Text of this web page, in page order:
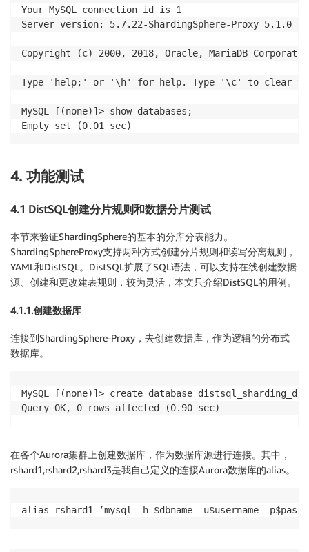
Your MySQL connection id is 1
Server version: 5.7.22-ShardingSphere-Proxy 5.1.0
Copyright (c) 2000, 2018, Oracle, MariaDB
Type 'help;' or '\h' for help. Type '\c' to clear
MySQL [(none)]> show databases;
4. 功能测试
4.1 DistSQL创建分片规则和数据分片测试
本节来验证ShardingSphere的基本的分库分表能力。
ShardingSphereProxy支持两种方式创建分片规则和读写分离规则，
YAML和DistSQL。DistSQL扩展了SQL语法，可以支持在线创建数据
源、创建和更改建表规则，较为灵活，本文只介绍DistSQL的用例。
4.1.1.创建数据库
连接到ShardingSphere-Proxy，去创建数据库，作为逻辑的分布式
数据库。
MySQL [(none)]> create database distsql_sharding_db;
在各个Aurora集群上创建数据库，作为数据库源进行连接。其中，
rshard1,rshard2,rshard3是我自己定义的连接Aurora数据库的alias。
alias rshard1=’mysql -h $dbname -u$username -